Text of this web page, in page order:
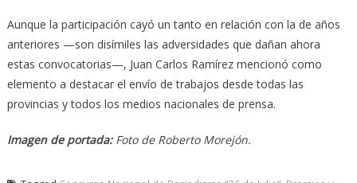
Aunque la participación cayó un tanto en relación con la de años
anteriores —son disímiles las adversidades que dañan ahora
estas convocatorias—, Juan Carlos Ramírez mencionó como
elemento a destacar el envío de trabajos desde todas las
provincias y todos los medios nacionales de prensa.
Imagen de portada:Foto de Roberto Morejón.